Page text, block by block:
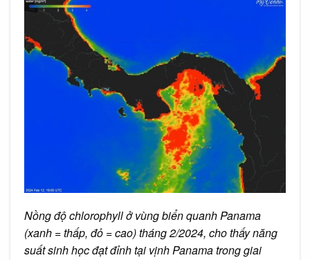
Nồng độ chlorophyll ở vùng biển quanh Panama
(xanh = thấp, đỏ = cao) tháng 2/2024, cho thấy năng
suất sinh học đạt đỉnh tại vịnh Panama trong giai